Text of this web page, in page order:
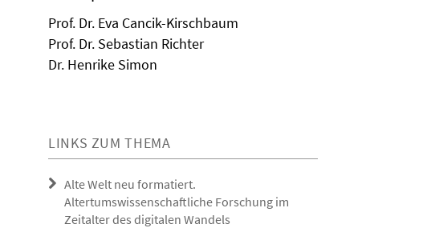
Prof. Dr. Eva Cancik-Kirschbaum
Prof. Dr. Sebastian Richter
Dr. Henrike Simon
LINKS ZUM THEMA
Alte Welt neu formatiert.
Altertumswissenschaftliche Forschung im
Zeitalter des digitalen Wandels